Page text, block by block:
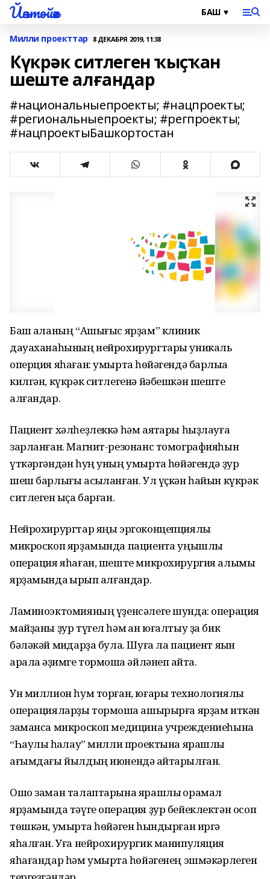
Йәнтөйәк
Милли проекттар 8 ДЕКАБРЯ 2019, 11:38
Күкрәк ситлеген ҡыҫҡан
шеште алғандар
#национальныепроекты; #нацпроекты;
#региональныепроекты; #регпроекты;
#нацпроектыБашкортостан
Баш ҡаланың “Ашығыс ярҙам” клиник
дауаханаһының нейрохирургтары уникаль
оперция яһаған: умыртҡа һөйәгендә барлыҡҡа
килгән, күкрәк ситлегенә йәбешкән шеште
алғандар.
Пациент хәлһеҙлеккә һәм аяҡтары һыҙлауға
зарланған. Магнит-резонанс томографияһын
үткәргәндән һуң уның умыртҡа һөйәгендә ҙур
шеш барлығы асыҡланған. Ул үҫкән һайын күкрәк
ситлеген ҡыҫа барған.
Нейрохирургтар яңы эргоконцепциялы
микроскоп ярҙамында пациентҡа уңышлы
операция яһаған, шеште микрохирургия алымы
ярҙамында ҡырҡып алғандар.
Ламиноэктомияның үҙенсәлеге шунда: операция
майҙаны ҙур түгел һәм ҡан юғалтыу ҙа бик
бәләкәй миҡдарҙа була. Шуға ла пациент яҡын
арала ҡәҙимге тормошҡа әйләнеп ҡайта.
Ун миллион һум торған, юғары технологиялы
операцияларҙы тормошҡа ашырырға ярҙам иткән
заманса микроскоп медицина учреждениеһына
“Һаулыҡ һаҡлау” милли проектына ярашлы
ағымдағы йылдың июнендә ҡайтарылған.
Ошо заман талаптарына ярашлы ҡорамал
ярҙамында тәүге операция ҙур бейеклектән осоп
төшкән, умыртҡа һөйәген һындырған иргә
яһалған. Уға нейрохирургик манипуляция
яһағандар һәм умыртҡа һөйәгенең эшмәкәрлеген